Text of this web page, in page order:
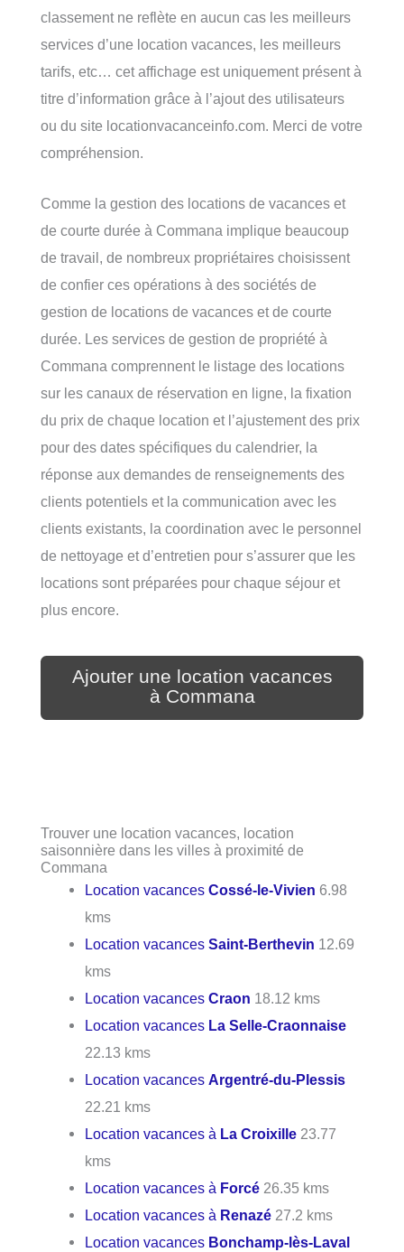
classement ne reflète en aucun cas les meilleurs
services d’une location vacances, les meilleurs
tarifs, etc… cet affichage est uniquement présent à
titre d’information grâce à l’ajout des utilisateurs
ou du site locationvacanceinfo.com. Merci de votre
compréhension.
Comme la gestion des locations de vacances et
de courte durée à Commana implique beaucoup
de travail, de nombreux propriétaires choisissent
de confier ces opérations à des sociétés de
gestion de locations de vacances et de courte
durée. Les services de gestion de propriété à
Commana comprennent le listage des locations
sur les canaux de réservation en ligne, la fixation
du prix de chaque location et l’ajustement des prix
pour des dates spécifiques du calendrier, la
réponse aux demandes de renseignements des
clients potentiels et la communication avec les
clients existants, la coordination avec le personnel
de nettoyage et d’entretien pour s’assurer que les
locations sont préparées pour chaque séjour et
plus encore.
Ajouter une location vacances
à Commana
Trouver une location vacances, location
saisonnière dans les villes à proximité de
Commana
Location vacancesCossé-le-Vivien 6.98
kms
Location vacancesSaint-Berthevin 12.69
kms
Location vacancesCraon 18.12 kms
Location vacances La Selle-Craonnaise
22.13 kms
Location vacancesArgentré-du-Plessis
22.21 kms
Location vacances à La Croixille 23.77
kms
Location vacances à Forcé 26.35 kms
Location vacances à Renazé 27.2 kms
Location vacances Bonchamp-lès-Laval